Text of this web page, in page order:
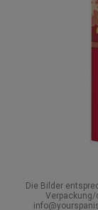
Die Bilder
Verpackung/